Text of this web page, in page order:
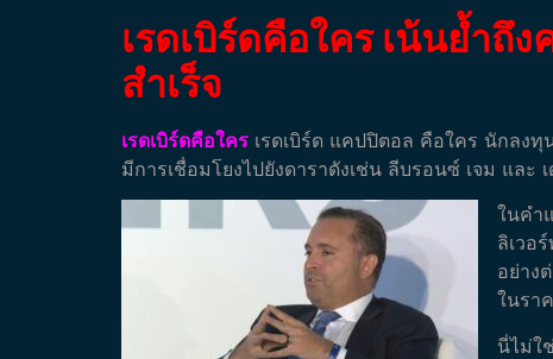
เรดเบิร์ดคือใคร เน้นย้ำถึ
สำเร็จ
เรดเบิร์ดคือใคร เรดเบิร์ด แคปปิตอล คือใคร นักลงทุ
มีการเชื่อมโยงไปยังดาราดังเช่น ลีบรอนซ์ เจม และ
ในคำ
ลิเวอ
อย่าง
ในรา
นี่ไม่ใ